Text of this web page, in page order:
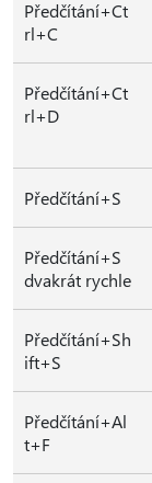
Předčítání+Ct
rl+C
Předčítání+Ct
rl+D
Předčítání+S
Předčítání+S
dvakrát rychle
Předčítání+Sh
ift+S
Předčítání+Al
t+F